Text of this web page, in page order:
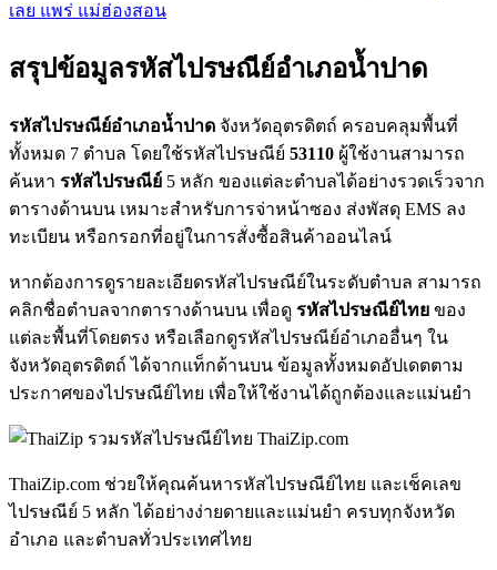
เลย แพร่ แม่ฮ่องสอน
สรุปข้อมูลรหัสไปรษณีย์อำเภอน้ำปาด
รหัสไปรษณีย์อำเภอน้ำปาด จังหวัดอุตรดิตถ์ ครอบคลุมพื้นที่
ทั้งหมด 7 ตำบล โดยใช้รหัสไปรษณีย์ 53110 ผู้ใช้งานสามารถ
ค้นหา รหัสไปรษณีย์ 5 หลัก ของแต่ละตำบลได้อย่างรวดเร็วจาก
ตารางด้านบน เหมาะสำหรับการจ่าหน้าซอง ส่งพัสดุ EMS ลง
ทะเบียน หรือกรอกที่อยู่ในการสั่งซื้อสินค้าออนไลน์
หากต้องการดูรายละเอียดรหัสไปรษณีย์ในระดับตำบล สามารถ
คลิกชื่อตำบลจากตารางด้านบน เพื่อดู รหัสไปรษณีย์ไทย ของ
แต่ละพื้นที่โดยตรง หรือเลือกดูรหัสไปรษณีย์อำเภออื่นๆ ใน
จังหวัดอุตรดิตถ์ ได้จากแท็กด้านบน ข้อมูลทั้งหมดอัปเดตตาม
ประกาศของไปรษณีย์ไทย เพื่อให้ใช้งานได้ถูกต้องและแม่นยำ
ThaiZip.com
ThaiZip.com ช่วยให้คุณค้นหารหัสไปรษณีย์ไทย และเช็คเลข
ไปรษณีย์ 5 หลัก ได้อย่างง่ายดายและแม่นยำ ครบทุกจังหวัด
อำเภอ และตำบลทั่วประเทศไทย